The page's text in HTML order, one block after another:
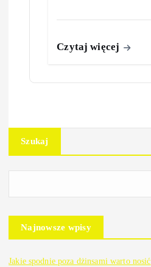
Czytaj więcej
Szukaj
Najnowsze wpisy
Jakie spodnie poza dżinsami warto nosić